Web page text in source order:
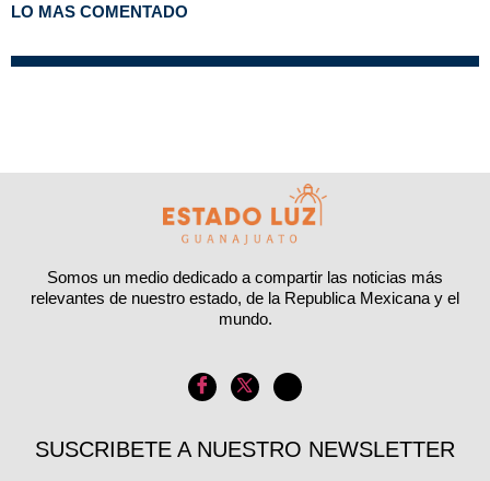
LO MAS COMENTADO
Somos un medio dedicado a compartir las noticias más
relevantes de nuestro estado, de la Republica Mexicana y el
mundo.
SUSCRIBETE A NUESTRO NEWSLETTER